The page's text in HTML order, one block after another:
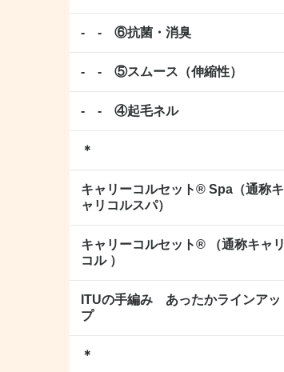
- - ⑥抗菌・消臭
- - ⑤スムース（伸縮性）
- - ④起毛ネル
＊
キャリーコルセット® Spa（通称キ
ャリコルスパ）
キャリーコルセット® （通称キャリ
コル ）
ITUの手編み あったかラインアッ
プ
＊